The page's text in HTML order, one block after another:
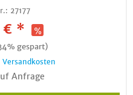
27177
€ *
gespart)
Versandkosten
Anfrage